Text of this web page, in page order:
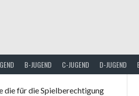
B-JUGEND C-JUGEND D-JUGEND
die für die Spielberechtigung